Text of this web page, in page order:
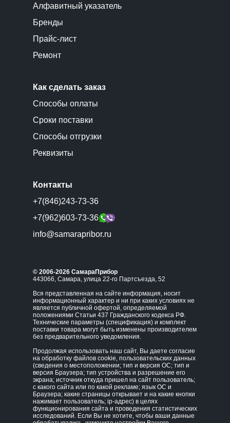
Алфавитный указатель
Бренды
Прайс-лист
Ремонт
Как сделать заказ
Способы оплаты
Сроки поставки
Способы отгрузки
Реквизиты
Контакты
+7(846)243-73-36
+7(962)603-73-36
info@samarapribor.ru
© 2006-2026 СамараПрибор
443066, Самара, улица 22-го Партсъезда, 52
Вся представленная на сайте информация, носит
информационный характер и ни при каких условиях не
является публичной офертой, определяемой
положениями Статьи 437 Гражданского кодекса РФ.
Технические параметры (спецификация) и комплект
поставки товара могут быть изменены производителем
без предварительного уведомления.
Продолжая использовать наш сайт, Вы даете согласие
на обработку файлов cookie, пользовательских данных
(сведения о местоположении; тип и версия ОС; тип и
версия Браузера; тип устройства и разрешение его
экрана; источник откуда пришел на сайт пользователь;
с какого сайта или по какой рекламе; язык ОС и
Браузера; какие страницы открывает и на какие кнопки
нажимает пользователь; ip-адрес) в целях
функционирования сайта и проведения статистических
исследований. Если Вы не хотите, чтобы ваши данные